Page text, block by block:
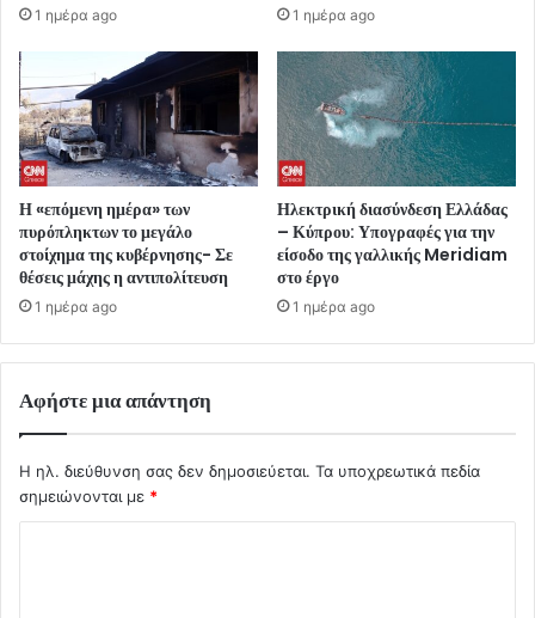
1 ημέρα ago 1 ημέρα ago
Η «επόμενη ημέρα» των
πυρόπληκτων το μεγάλο
στοίχημα της κυβέρνησης- Σε
θέσεις μάχης η αντιπολίτευση
1 ημέρα ago
Ηλεκτρική διασύνδεση Ελλάδας
– Κύπρου: Υπογραφές για την
είσοδο της γαλλικής Meridiam
στο έργο
1 ημέρα ago
Αφήστε μια απάντηση
Η ηλ. διεύθυνση σας δεν δημοσιεύεται. Τα υποχρεωτικά πεδία
σημειώνονται με *